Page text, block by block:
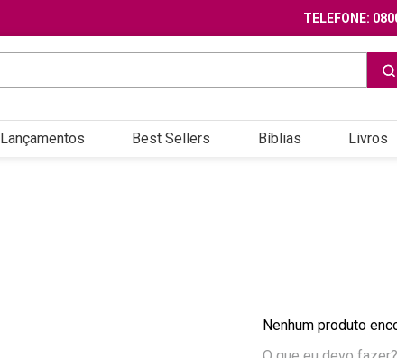
TELEFONE:
Lançamentos Best Sellers Bíblias Livros
Nenhum produto